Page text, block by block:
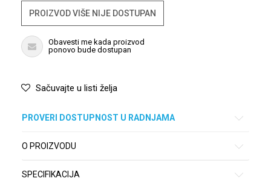
PROIZVOD VIŠE NIJE DOSTUPAN
Obavesti me kada proizvod
ponovo bude dostupan
Sačuvajte u listi želja
PROVERI DOSTUPNOST U RADNJAMA
O PROIZVODU
SPECIFIKACIJA